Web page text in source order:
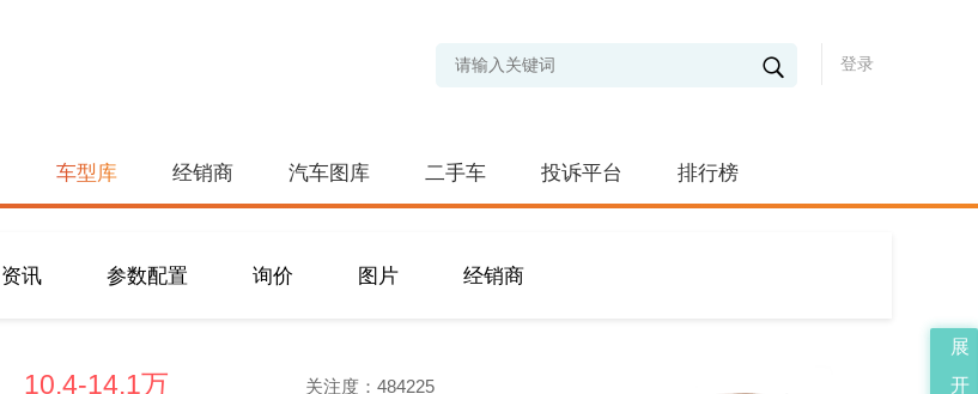
登录
车型库 经销商 汽车图库 二手车 投诉平台 排行榜
资讯 参数配置 询价 图片 经销商
10.4-14.1万 关注度：484225
展
开